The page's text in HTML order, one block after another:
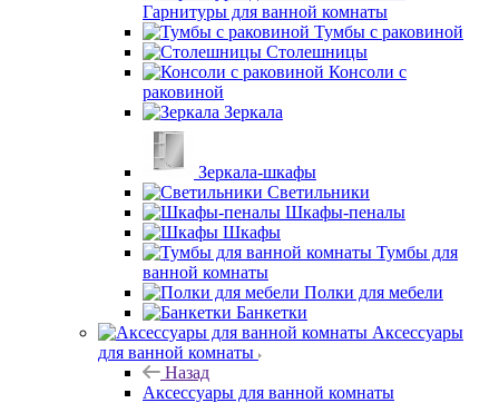
Гарнитуры для ванной комнаты
Тумбы с раковиной
Столешницы
Консоли с
раковиной
Зеркала
Зеркала-шкафы
Светильники
Шкафы-пеналы
Шкафы
Тумбы для
ванной комнаты
Полки для мебели
Банкетки
Аксессуары
для ванной комнаты
Назад
Аксессуары для ванной комнаты